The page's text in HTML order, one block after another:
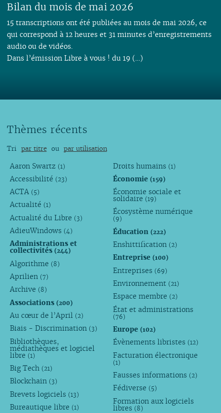
Bilan du mois de mai 2026
15 transcriptions ont été publiées au mois de mai 2026, ce
qui correspond à 12 heures et 31 minutes d’enregistrements
audio ou de vidéos.
Dans l’émission Libre à vous ! du 19 (…)
Thèmes récents
Tri par titre ou par utilisation
Aaron Swartz (1)
Accessibilité (23)
ACTA (5)
Actualité (1)
Actualité du Libre (3)
AdieuWindows (4)
Administrations et
collectivités (244)
Algorithme (8)
Aprilien (7)
Archive (8)
Associations (200)
Au cœur de l’April (2)
Biais - Discrimination (3)
Bibliothèques,
médiathèques et logiciel
libre (1)
Big Tech (21)
Blockchain (3)
Brevets logiciels (13)
Bureautique libre (1)
Droits humains (1)
Économie(159)
Économie sociale et
solidaire (19)
Écosystème numérique
(9)
Éducation(222)
Enshittification (2)
Entreprise(100)
Entreprises (69)
Environnement (21)
Espace membre (2)
État et administrations
(76)
Europe(102)
Évènements libristes (12)
Facturation électronique
(1)
Fausses informations (2)
Fédiverse (5)
Formation aux logiciels
libres (8)